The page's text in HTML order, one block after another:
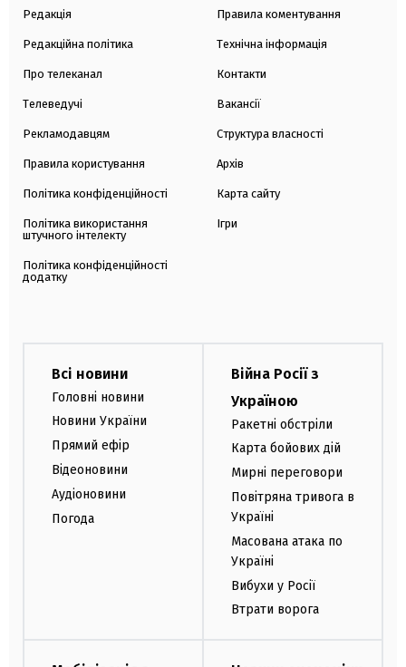
Редакція
Редакційна політика
Про телеканал
Телеведучі
Рекламодавцям
Правила користування
Політика конфіденційності
Політика використання
штучного інтелекту
Політика конфіденційності
додатку
Правила коментування
Технічна інформація
Контакти
Вакансії
Структура власності
Архів
Карта сайту
Ігри
Всі новини
Головні новини
Новини України
Прямий ефір
Відеоновини
Аудіоновини
Погода
Війна Росії з
Україною
Ракетні обстріли
Карта бойових дій
Мирні переговори
Повітряна тривога в
Україні
Масована атака по
Україні
Вибухи у Росії
Втрати ворога